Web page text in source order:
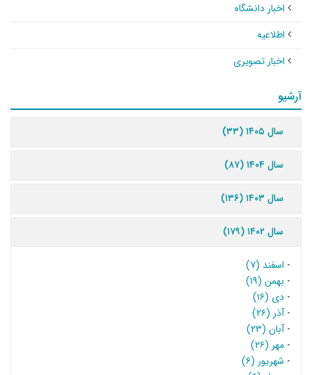
اخبار دانشگاه
اطلاعیه
اخبار تصویری
آرشیو
سال ۱۴۰۵ (۳۳)
سال ۱۴۰۴ (۸۷)
سال ۱۴۰۳ (۱۳۶)
سال ۱۴۰۲ (۱۷۹)
- اسفند (۷)
- بهمن (۱۹)
- دی (۱۶)
-آذر (۲۶)
-آبان (۲۳)
- مهر (۲۶)
- شهریور (۶)